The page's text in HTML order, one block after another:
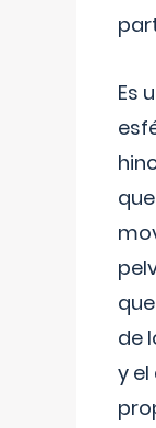
Es
de
y el